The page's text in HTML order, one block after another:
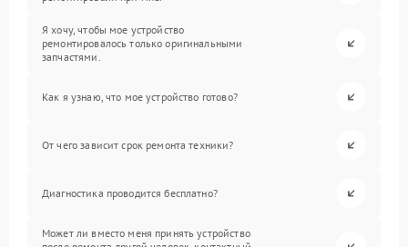
Я хочу, чтобы мое устройство
ремонтировалось только оригинальными
запчастями.
Как я узнаю, что мое устройство готово?
От чего зависит срок ремонта техники?
Диагностика проводится бесплатно?
Может ли вместо меня принять устройство